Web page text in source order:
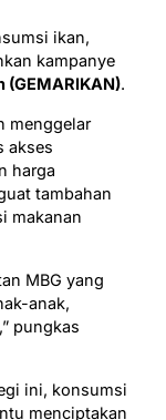
ikan,
kampanye
(GEMARIKAN).
menggelar
akses
harga
tambahan
makanan
MBG yang
anak,
pungkas
ini, konsumsi
menciptakan